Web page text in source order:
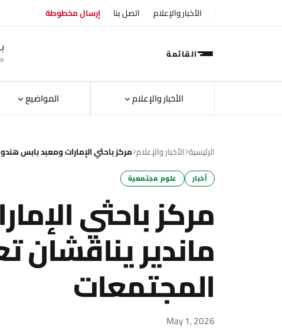
الأخبار والإعلام اتصل بنا إرسال مخطوطة
القائمة
الأخبار والإعلام المواضيع
الرئيسية الأخبار والإعلام مركز باحثي الإمارات ومعبد بابس
أخبار علوم مجتمعية
مركز باحثي
ماندير يناقشان
المجتمعات
May 1, 2026